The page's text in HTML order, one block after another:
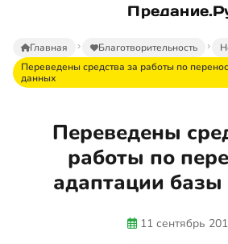
Главная Благотворительность
Переведены средства за работы по
данных
Переведены
работы по
адаптации
11 сентябрь